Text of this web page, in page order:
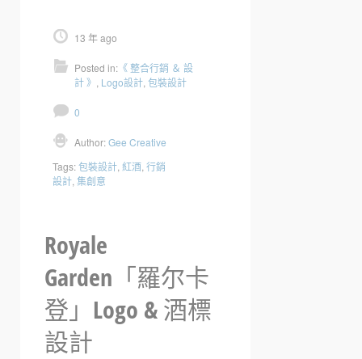
13 年 ago
Posted in: 《 整合行銷 ＆ 設
計 》
Logo設計 包裝設計
0
Author:Gee Creative
Tags:包裝設計 紅酒 行銷
設計 集創意
Royale
Garden「羅尔卡
登」Logo & 酒標
設計